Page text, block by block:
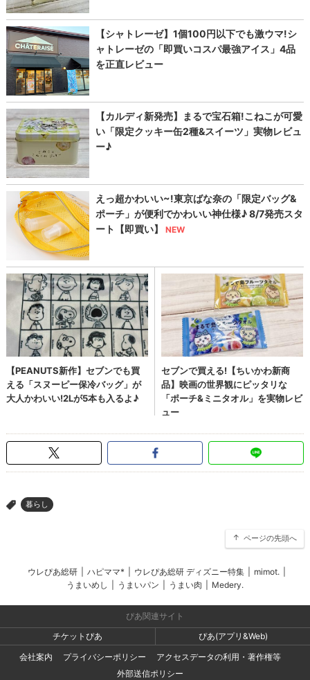
> 暮らし
ページの先頭へ
ウレぴあ総研 ハピママ* ウレぴあ総研 ディズニー特集 mimot.
うまいめし
うまいパン うまい肉 Medery.
ぴあ関連サイト
チケットぴあ
ぴあ(アプリ&Web)
会社案内
プライバシーポリシー
アクセスデータの利用・著作権等
外部送信ポリシー